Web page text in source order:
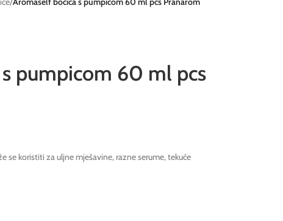
pumpicom 60 ml pcs
se koristiti za uljne mješavine, razne serume, tekuće